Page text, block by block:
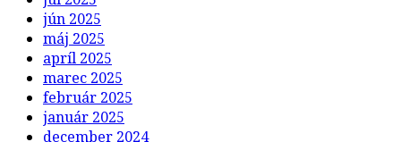
jún 2025
máj 2025
apríl 2025
marec 2025
február 2025
január 2025
december 2024